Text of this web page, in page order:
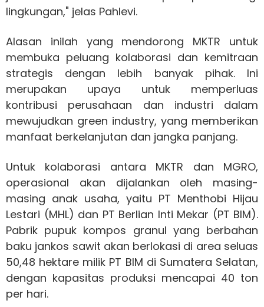
lingkungan," jelas Pahlevi.
Alasan inilah yang mendorong MKTR untuk
membuka peluang kolaborasi dan kemitraan
strategis dengan lebih banyak pihak. Ini
merupakan upaya untuk memperluas
kontribusi perusahaan dan industri dalam
mewujudkan green industry, yang memberikan
manfaat berkelanjutan dan jangka panjang.
Untuk kolaborasi antara MKTR dan MGRO,
operasional akan dijalankan oleh masing-
masing anak usaha, yaitu PT Menthobi Hijau
Lestari (MHL) dan PT Berlian Inti Mekar (PT BIM).
Pabrik pupuk kompos granul yang berbahan
baku jankos sawit akan berlokasi di area seluas
50,48 hektare milik PT BIM di Sumatera Selatan,
dengan kapasitas produksi mencapai 40 ton
per hari.